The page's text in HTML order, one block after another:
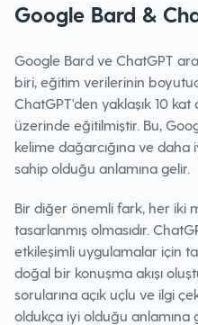
Google Bard &
Google Bard ve ChatGPT
biri, eğitim verilerinin
ChatGPT'den yaklaşık 10
üzerinde eğitilmiştir. Bu,
kelime dağarcığına ve
sahip olduğu anlamına gelir.
Bir diğer önemli fark, her iki
tasarlanmış olmasıdır.
etkileşimli uygulamalar için
doğal bir konuşma akışı
sorularına açık uçlu ve ilgi
oldukça iyi olduğu anlamına